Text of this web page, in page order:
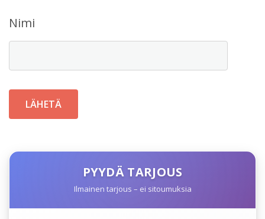
Nimi
PYYDÄ TARJOUS
Ilmainen tarjous – ei sitoumuksia